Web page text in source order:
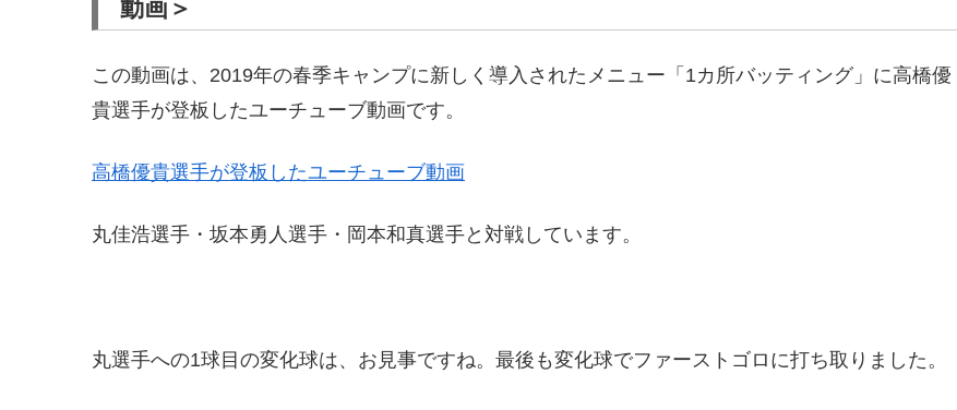
動画＞
この動画は、2019年の春季キャンプに新しく導入されたメニュー「1カ所バッティング」に高橋優
貴選手が登板したユーチューブ動画です。
高橋優貴選手が登板したユーチューブ動画
丸佳浩選手・坂本勇人選手・岡本和真選手と対戦しています。
丸選手への1球目の変化球は、お見事ですね。最後も変化球でファーストゴロに打ち取りました。